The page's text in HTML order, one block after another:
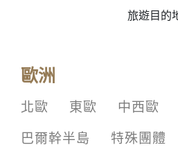
旅遊目的
歐洲
北歐 東歐 中西歐
巴爾幹半島
特殊團體